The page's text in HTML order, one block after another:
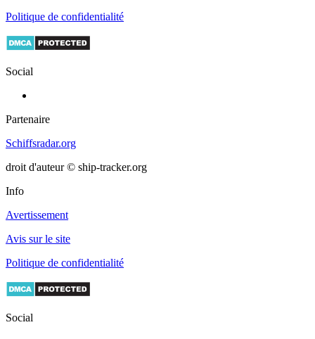
Politique de confidentialité
Social
Partenaire
Schiffsradar.org
droit d'auteur © ship-tracker.org
Info
Avertissement
Avis sur le site
Politique de confidentialité
Social